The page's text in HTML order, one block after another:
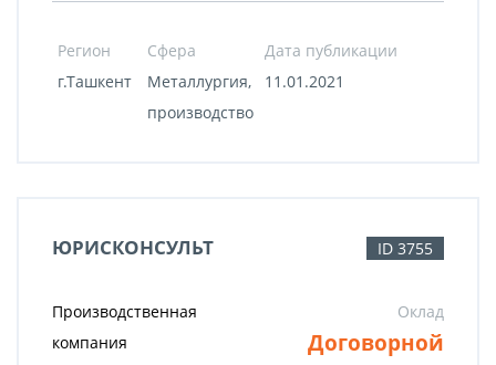
Регион Сфера
Дата публикации
г.Ташкент
Металлургия,
производство
11.01.2021
ЮРИСКОНСУЛЬТ ID 3755
Производственная
компания
Оклад
Договорной